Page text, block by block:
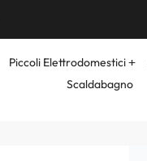
Piccoli Elettrodomestici
Scaldabagno